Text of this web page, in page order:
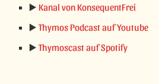
▶️ Kanal von KonsequentFrei
▶️Thymos Podcast auf Youtube
▶️Thymoscast auf Spotify